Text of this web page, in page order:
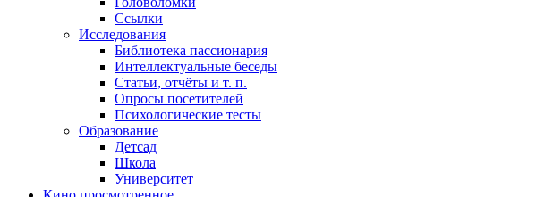
Ссылки
Исследования
Библиотека пассионария
Интеллектуальные беседы
Статьи, отчёты и т. п.
Опросы посетителей
Психологические тесты
Образование
Детсад
Школа
Университет